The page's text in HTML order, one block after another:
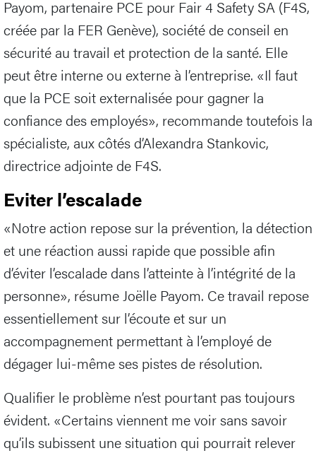
Payom, partenaire PCE pour Fair 4 Safety SA (F4S,
créée par la FER Genève), société de conseil en
sécurité au travail et protection de la santé. Elle
peut être interne ou externe à l’entreprise. «Il faut
que la PCE soit externalisée pour gagner la
confiance des employés», recommande toutefois la
spécialiste, aux côtés d’Alexandra Stankovic,
directrice adjointe de F4S.
Eviter l’escalade
«Notre action repose sur la prévention, la détection
et une réaction aussi rapide que possible afin
d’éviter l’escalade dans l’atteinte à l’intégrité de la
personne», résume Joëlle Payom. Ce travail repose
essentiellement sur l’écoute et sur un
accompagnement permettant à l’employé de
dégager lui-même ses pistes de résolution.
Qualifier le problème n’est pourtant pas toujours
évident. «Certains viennent me voir sans savoir
qu’ils subissent une situation qui pourrait relever